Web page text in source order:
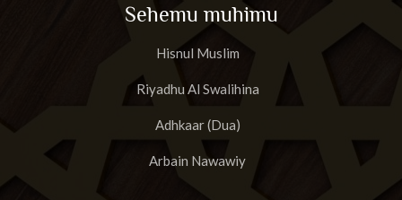
Sehemu muhimu
Hisnul Muslim
Riyadhu Al Swalihina
Adhkaar (Dua)
Arbain Nawawiy